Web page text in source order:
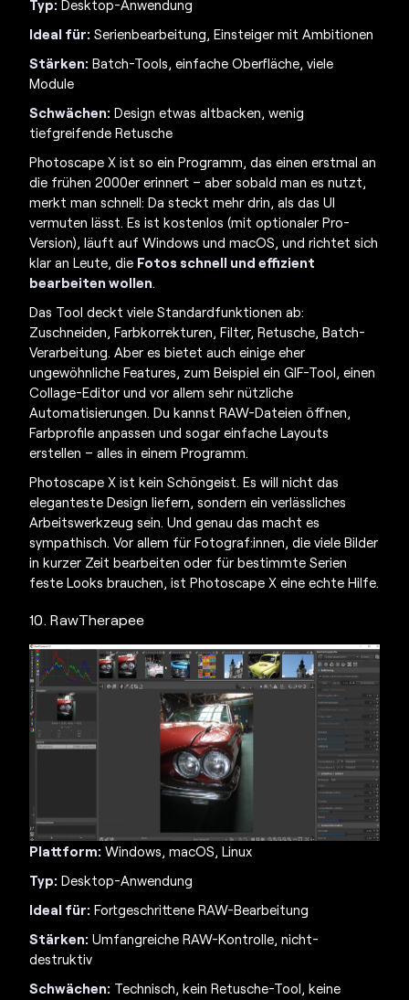
Typ: Desktop-Anwendung
Ideal für: Serienbearbeitung, Einsteiger mit Ambitionen
Stärken: Batch-Tools, einfache Oberfläche, viele
Module
Schwächen: Design etwas altbacken, wenig
tiefgreifende Retusche
Photoscape X ist so ein Programm, das einen erstmal an
die frühen 2000er erinnert – aber sobald man es nutzt,
merkt man schnell: Da steckt mehr drin, als das UI
vermuten lässt. Es ist kostenlos (mit optionalerPro-
Version), läuft auf Windows und macOS, und richtet sich
klar an Leute, die Fotos schnell und effizient
bearbeiten wollen.
Das Tool deckt viele Standardfunktionen ab:
Zuschneiden, Farbkorrekturen, Filter, Retusche, Batch-
Verarbeitung. Aber es bietet auch einige eher
ungewöhnliche Features, zum Beispiel ein GIF-Tool, einen
Collage-Editor und vor allem sehr nützliche
Automatisierungen. Du kannst RAW-Dateien öffnen,
Farbprofile anpassen und sogar einfache Layouts
erstellen – alles in einem Programm.
Photoscape X ist kein Schöngeist. Es will nicht das
eleganteste Design liefern, sondern ein verlässliches
Arbeitswerkzeug sein. Und genau das macht es
sympathisch. Vor allem für Fotograf:innen, die viele Bilder
in kurzer Zeit bearbeiten oder für bestimmte Serien
feste Looks brauchen, ist Photoscape X eine echte Hilfe.
10. RawTherapee
Plattform: Windows, macOS, Linux
Typ: Desktop-Anwendung
Ideal für: Fortgeschrittene RAW-Bearbeitung
Stärken: Umfangreiche RAW-Kontrolle, nicht-
destruktiv
Schwächen: Technisch, kein Retusche-Tool, keine